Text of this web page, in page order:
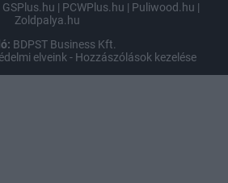
GSPlus.hu | PCWPlus.hu | Puliwood.hu |
Zoldpalya.hu
BDPST Business Kft.
elveink - Hozzászólások kezelése